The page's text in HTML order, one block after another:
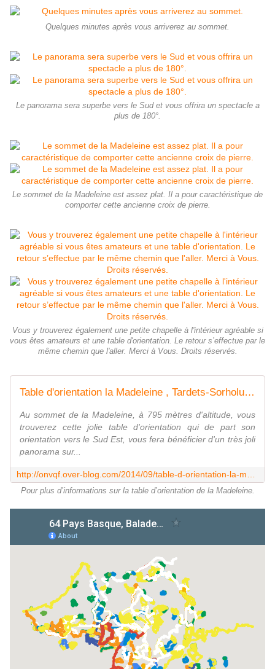
Quelques minutes après vous arriverez au sommet.
Le panorama sera superbe vers le Sud et vous offrira un spectacle a
plus de 180°.
Le sommet de la Madeleine est assez plat. Il a pour caractéristique de
comporter cette ancienne croix de pierre.
Vous y trouverez également une petite chapelle à l'intérieur agréable si
vous êtes amateurs et une table d'orientation. Le retour s’effectue par le
même chemin que l'aller. Merci à Vous. Droits réservés.
Table d'orientation la Madeleine , Tardets-Sorholus ( Pyrénées-Atlantiques 64 ) AA - ONVQF.over-blog.com
Au sommet de la Madeleine, à 795 mètres d'altitude, vous
trouverez cette jolie table d'orientation qui de part son
orientation vers le Sud Est, vous fera bénéficier d'un très joli
panorama sur...
Pour plus d’informations sur la table d’orientation de la Madeleine.